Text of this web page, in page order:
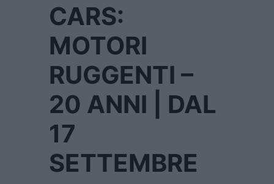
CARS:
MOTORI
RUGGENTI –
20 ANNI | DAL
17
SETTEMBRE